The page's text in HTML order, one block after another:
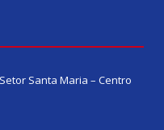
Santa Maria – Centro